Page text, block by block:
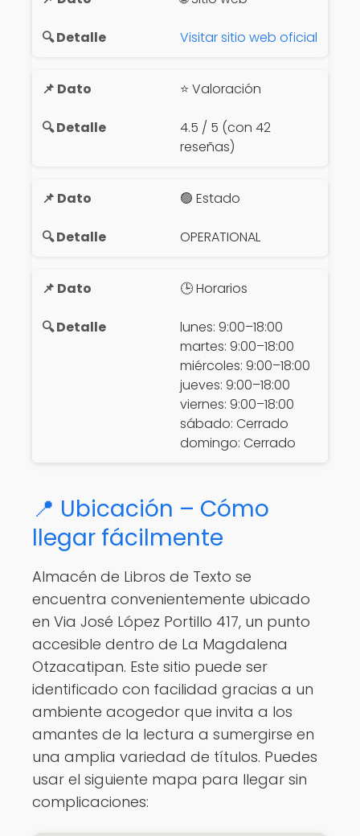
Visitar sitio web oficial
⭐ Valoración
4.5 / 5 (con 42
reseñas)
🟢 Estado
OPERATIONAL
🕒 Horarios
lunes: 9:00–18:00
martes: 9:00–18:00
miércoles: 9:00–18:00
jueves: 9:00–18:00
viernes: 9:00–18:00
sábado: Cerrado
domingo: Cerrado
📍 Ubicación – Cómo
llegar fácilmente
Almacén de Libros de Texto se
encuentra convenientemente ubicado
en Via José López Portillo 417, un punto
accesible dentro de La Magdalena
Otzacatipan. Este sitio puede ser
identificado con facilidad gracias a un
ambiente acogedor que invita a los
amantes de la lectura a sumergirse en
una amplia variedad de títulos. Puedes
usar el siguiente mapa para llegar sin
complicaciones: